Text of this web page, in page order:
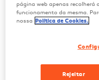
página web apenas recolherá
funcionamento da mesma.
nossa Política de Cookies.
Rejeitar